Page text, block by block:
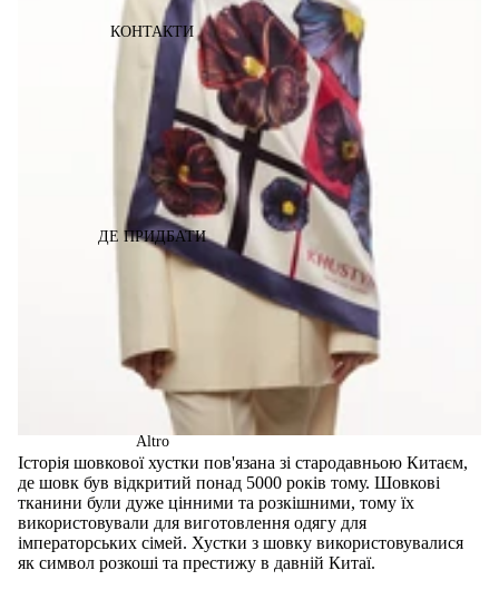
КОНТАКТИ
ДЕ ПРИДБАТИ
Altro
Історія шовкової хустки пов'язана зі стародавньою Китаєм,
де шовк був відкритий понад 5000 років тому. Шовкові
тканини були дуже цінними та розкішними, тому їх
використовували для виготовлення одягу для
імператорських сімей. Хустки з шовку використовувалися
як символ розкоші та престижу в давній Китаї.